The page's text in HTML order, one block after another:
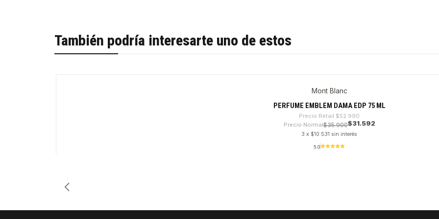
También podría interesarte uno de estos
Mont Blanc
PERFUME EMBLEM DAMA EDP 75 ML
Precio Retail $52.990
Precio Normal$35.900$31.592
3 x $10.531 sin interés
5.0